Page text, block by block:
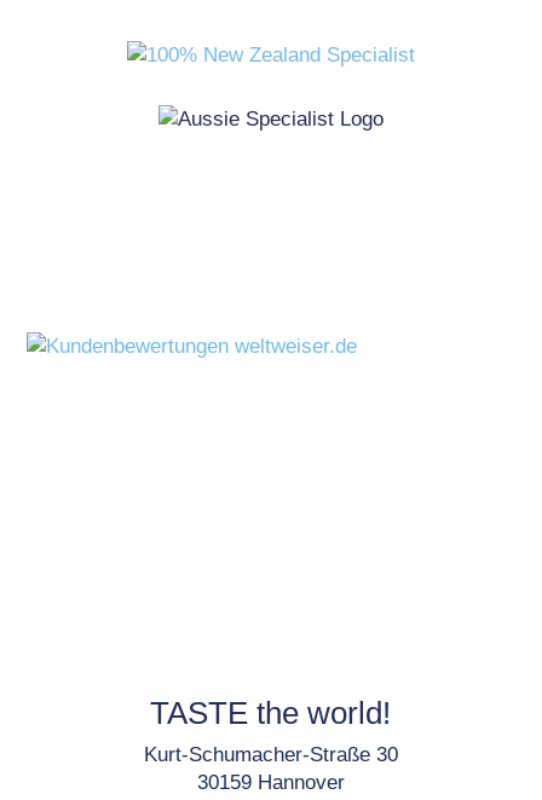
TASTE the world!
Kurt-Schumacher-Straße 30
30159 Hannover